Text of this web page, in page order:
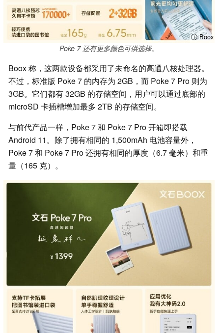
ⓘ Boox
Poke 7 还有更多颜色可供选择。
Boox 称，这两款设备都采用了未命名的高通八核处理器。
不过，标准版 Poke 7 的内存为 2GB，而 Poke 7 Pro 则为
3GB。它们都有 32GB 的存储空间，用户可以通过底部的
microSD 卡插槽增加最多 2TB 的存储空间。
与前代产品一样，Poke 7 和 Poke 7 Pro 开箱即搭载
Android 11。除了拥有相同的 1,500mAh 电池容量外，
Poke 7 和 Poke 7 Pro 还拥有相同的厚度（6.7 毫米）和重
量（165 克）。